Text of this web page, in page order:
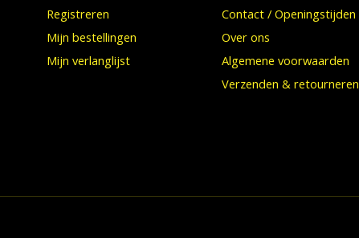
Registreren
Mijn bestellingen
Mijn verlanglijst
Contact / Openingstijden
Over ons
Algemene voorwaarden
Verzenden & retourneren